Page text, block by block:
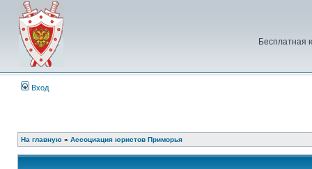
Бесплатная
Вход
На главную » Ассоциация юристов Приморья